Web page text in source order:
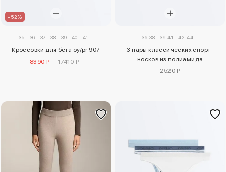
–52%
35 36 37 38 39 40 41
Кроссовки для бега oy/pr 907
8390 ₽
17410 ₽
36-38 39-41 42-44
3 пары классических спорт-
носков из полиамида
2520 ₽